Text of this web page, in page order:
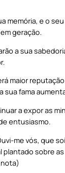
memória, e o
geração.
a sua
maior
sua fama
a expor as
entusiasmo.
me vós, que
plantado sobre